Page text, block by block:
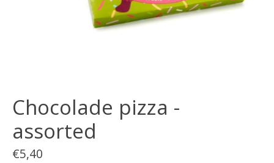
Chocolade pizza -
assorted
€5,40